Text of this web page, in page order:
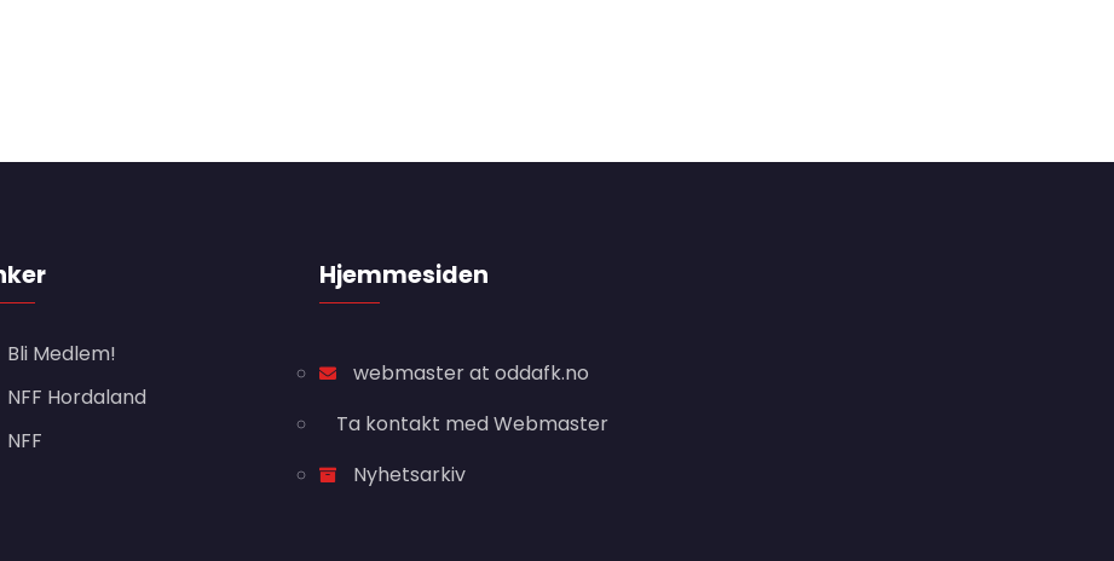
Bli Medlem!
NFF Hordaland
NFF
Hjemmesiden
webmaster at oddafk.no
Ta kontakt med Webmaster
Nyhetsarkiv